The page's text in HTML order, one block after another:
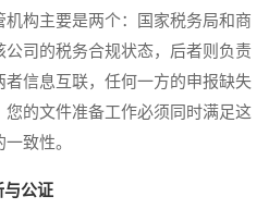
构主要是两个：国家税务局和商
司的税务合规状态，后者则负责
信息互联，任何一方的申报缺失
的文件准备工作必须同时满足这
致性。
与公证